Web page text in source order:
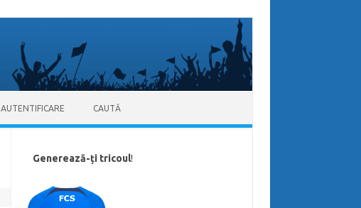
AUTENTIFICARE CAUTĂ
Generează-ți tricoul!